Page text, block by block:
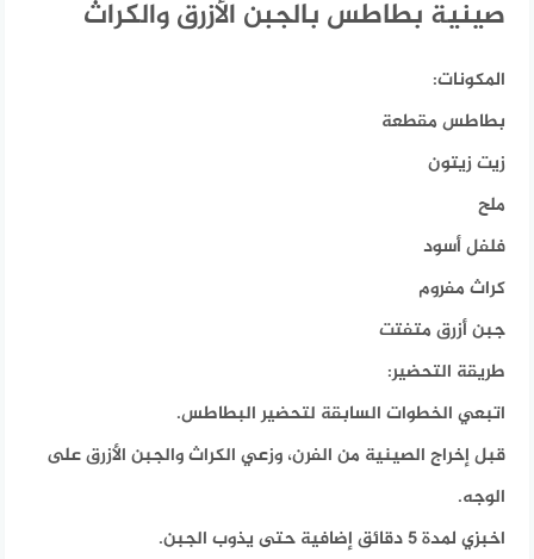
صينية بطاطس بالجبن الأزرق والكراث
المكونات:
بطاطس مقطعة
زيت زيتون
ملح
فلفل أسود
كراث مفروم
جبن أزرق متفتت
طريقة التحضير:
اتبعي الخطوات السابقة لتحضير البطاطس.
قبل إخراج الصينية من الفرن، وزعي الكراث والجبن الأزرق على
الوجه.
اخبزي لمدة 5 دقائق إضافية حتى يذوب الجبن.